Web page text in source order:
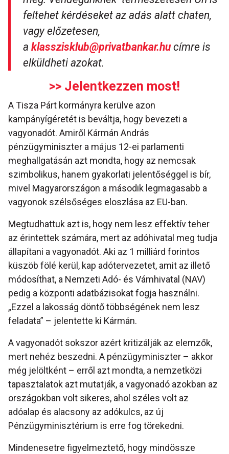
feltehet kérdéseket az adás alatt chaten,
vagy előzetesen,
a klasszisklub@privatbankar.hucímre is
elküldheti azokat.
>> Jelentkezzen most!
A Tisza Párt kormányra kerülve azon
kampányígéretét is beváltja, hogy bevezeti a
vagyonadót. Amiről Kármán András
pénzügyminiszter a május 12-ei parlamenti
meghallgatásán azt mondta, hogy az nemcsak
szimbolikus, hanem gyakorlati jelentőséggel is bír,
mivel Magyarországon a második legmagasabb a
vagyonok szélsőséges eloszlása az EU-ban.
Megtudhattuk azt is, hogy nem lesz effektív teher
az érintettek számára, mert az adóhivatal meg tudja
állapítani a vagyonadót. Aki az 1 milliárd forintos
küszöb fölé kerül, kap adótervezetet, amit az illető
módosíthat, a Nemzeti Adó- és Vámhivatal (NAV)
pedig a központi adatbázisokat fogja használni.
„Ezzel a lakosság döntő többségének nem lesz
feladata” – jelentette ki Kármán.
A vagyonadót sokszor azért kritizálják az elemzők,
mert nehéz beszedni. A pénzügyminiszter – akkor
még jelöltként – erről azt mondta, a nemzetközi
tapasztalatok azt mutatják, a vagyonadó azokban az
országokban volt sikeres, ahol széles volt az
adóalap és alacsony az adókulcs, az új
Pénzügyminisztérium is erre fog törekedni.
Mindenesetre figyelmeztető, hogy mindössze